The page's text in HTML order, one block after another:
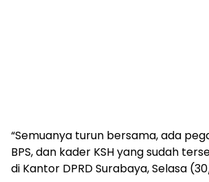
“Semuanya turun bersama, ada
BPS, dan kader KSH yang sudah
di Kantor DPRD Surabaya, Selasa